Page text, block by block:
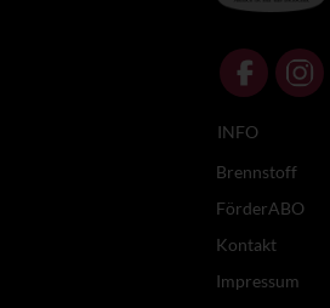
INFO
Brennstoff
FörderABO
Kontakt
Impressum